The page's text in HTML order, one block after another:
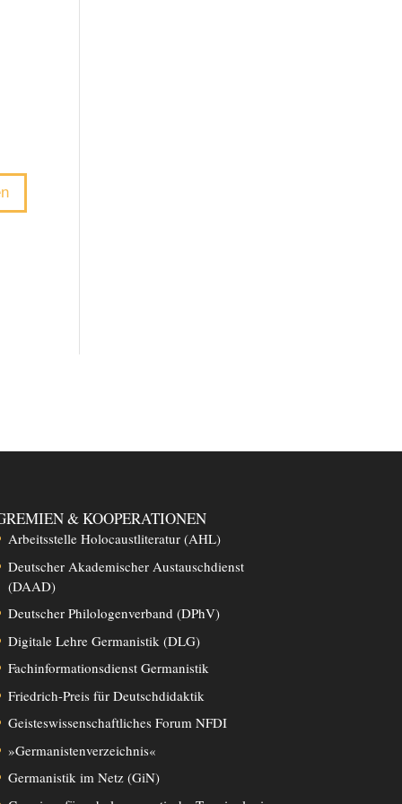
& KOOPERATIONEN
Arbeitsstelle Holocaustliteratur (AHL)
Deutscher Akademischer Austauschdienst
(DAAD)
Deutscher Philologenverband (DPhV)
Digitale Lehre Germanistik (DLG)
Fachinformationsdienst Germanistik
Friedrich-Preis für Deutschdidaktik
Geisteswissenschaftliches Forum NFDI
»Germanistenverzeichnis«
Germanistik im Netz (GiN)